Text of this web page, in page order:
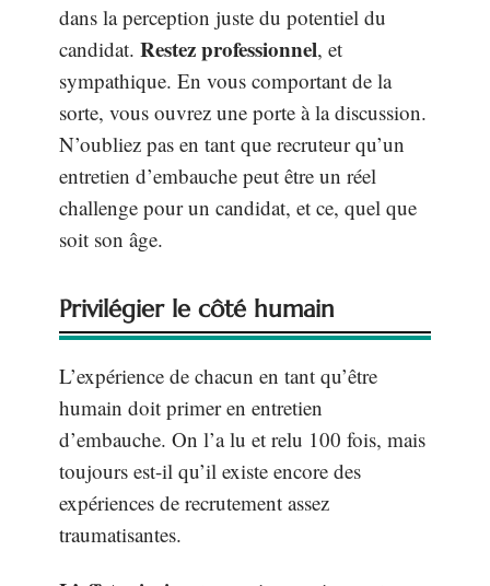
dans la perception juste du potentiel du
candidat. Restez professionnel, et
sympathique. En vous comportant de la
sorte, vous ouvrez une porte à la discussion.
N’oubliez pas en tant que recruteur qu’un
entretien d’embauche peut être un réel
challenge pour un candidat, et ce, quel que
soit son âge.
Privilégier le côté humain
L’expérience de chacun en tant qu’être
humain doit primer en entretien
d’embauche. On l’a lu et relu 100 fois, mais
toujours est-il qu’il existe encore des
expériences de recrutement assez
traumatisantes.